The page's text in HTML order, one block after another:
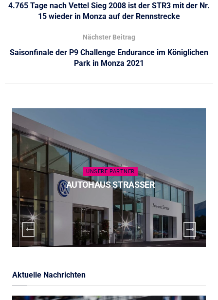
4.765 Tage nach Vettel Sieg 2008 ist der STR3 mit der Nr.
15 wieder in Monza auf der Rennstrecke
Nächster Beitrag
Saisonfinale der P9 Challenge Endurance im Königlichen
Park in Monza 2021
UNSERE PARTNER
AUTOHAUS STRASSER
Aktuelle Nachrichten